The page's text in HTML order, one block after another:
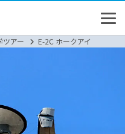
ツアー E-2C ホークアイ